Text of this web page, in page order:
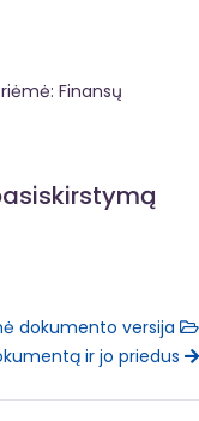
Finansų
dokumento versija
ir jo priedus